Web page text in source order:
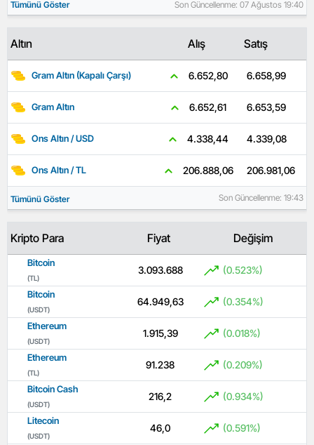
Tümünü Göster Son Güncellenme: 07 Ağustos 19:40
Altın Alış Satış
Gram Altın (Kapalı Çarşı) 6.652,80 6.658,99
Gram Altın 6.652,61 6.653,59
Ons Altın / USD 4.338,44 4.339,08
Ons Altın / TL 206.888,06 206.981,06
Tümünü Göster Son Güncellenme: 19:43
Kripto Para Fiyat Değişim
Bitcoin
(TL)
3.093.688 (0.523%)
Bitcoin
(USDT)
64.949,63 (0.354%)
Ethereum
(USDT)
1.915,39 (0.018%)
Ethereum
(TL)
91.238 (0.209%)
Bitcoin Cash
(USDT)
216,2 (0.934%)
Litecoin
(USDT)
46,0 (0.591%)